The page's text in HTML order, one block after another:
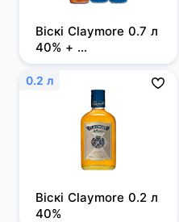
Віскі Claymore 0.7 л
40% +
безалкогольний
напій Pepsi 0.33 л х
0.2 л
Віскі Claymore 0.2 л
40%